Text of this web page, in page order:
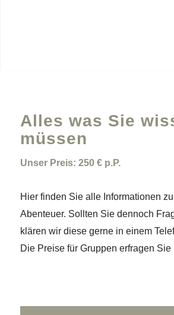
Alles was Sie
müssen
Unser Preis: 250 € p.P.
Hier finden Sie alle Informationen
Abenteuer. Sollten Sie dennoch
klären wir diese gerne in einem
Die Preise für Gruppen erfragen Sie